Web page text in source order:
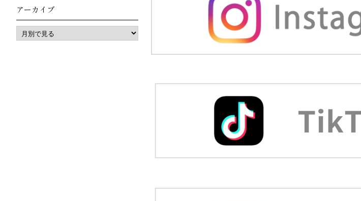
アーカイブ